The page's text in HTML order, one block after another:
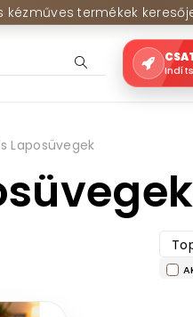
termékek
Laposüvegek